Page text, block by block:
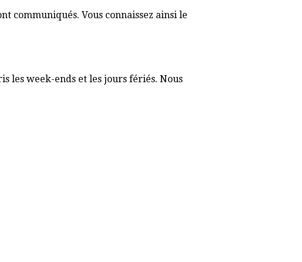
communiqués. Vous connaissez ainsi le
les week-ends et les jours fériés. Nous